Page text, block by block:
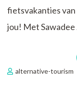
fietsvakanties
jou! Met
alternative-tourism